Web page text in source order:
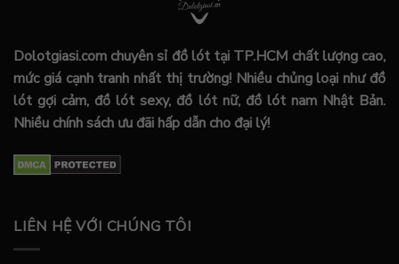
Dolotgiasi.com chuyên sỉ đồ lót tại TP.HCM chất lượng cao,
mức giá cạnh tranh nhất thị trường! Nhiều chủng loại như đồ
lót gợi cảm, đồ lót sexy, đồ lót nữ, đồ lót nam Nhật Bản.
Nhiều chính sách ưu đãi hấp dẫn cho đại lý!
LIÊN HỆ VỚI CHÚNG TÔI